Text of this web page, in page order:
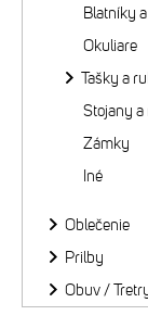
Blatníky
Okuliare
Tašky a
Stojany a
Zámky
Iné
Oblečenie
Prilby
Obuv /